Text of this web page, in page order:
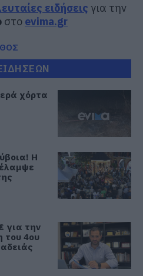
ειδήσεις για την
στο evima.gr
χόρτα
Η
για την
του 4ου